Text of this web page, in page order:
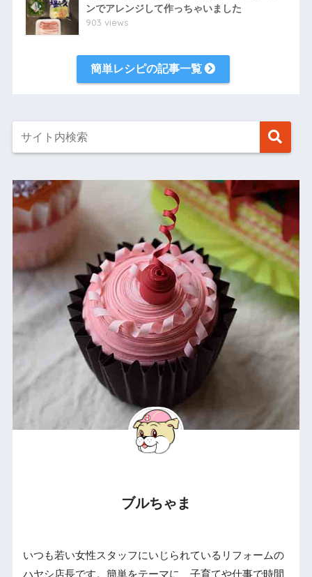
ンでアレンジして作っちゃいました
903 views
簡単レシピの記事一覧
ブルちゃま
いつも若い女性スタッフにいじられているリフォームの
ハヤシ店長です。簡単をテーマに、子育てや仕事で時間